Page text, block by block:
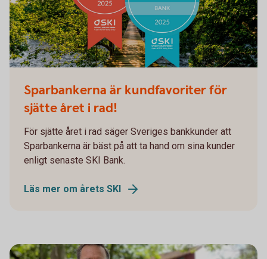
Sparbankerna är kundfavoriter för
sjätte året i rad!
För sjätte året i rad säger Sveriges bankkunder att
Sparbankerna är bäst på att ta hand om sina kunder
enligt senaste SKI Bank.
Läs mer om årets SKI